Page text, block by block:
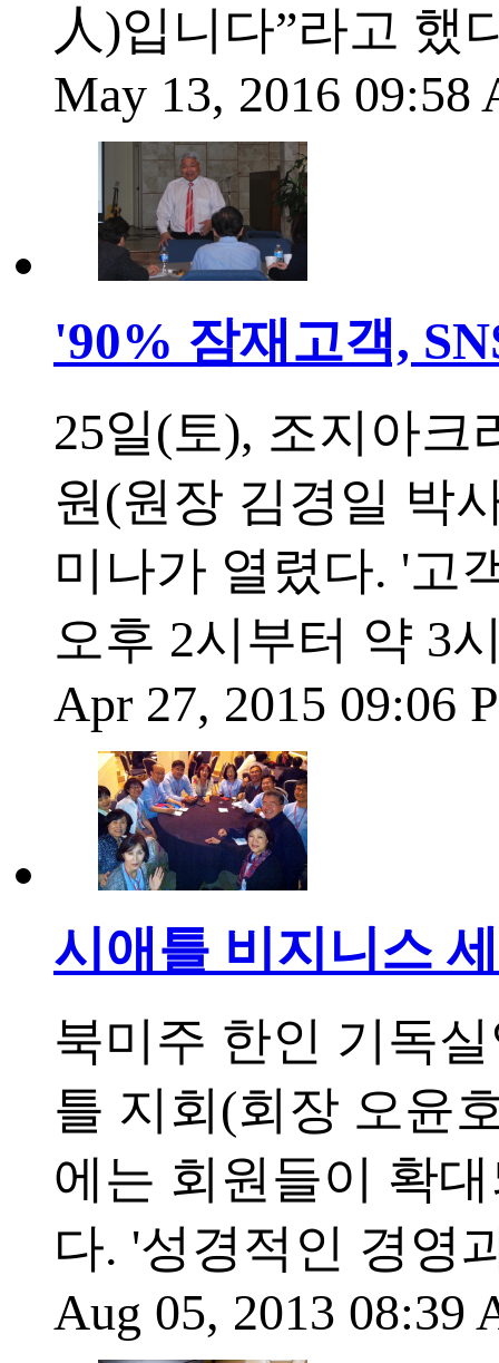
人)입니다”라고 했
May 13, 2016 09:58
'90% 잠재고객,
25일(토), 조지아
원(원장 김경일 박
미나가 열렸다. '고
오후 2시부터 약 3
Apr 27, 2015 09:06
시애틀 비지니스
북미주 한인 기독
틀 지회(회장 오윤
에는 회원들이 확
다. '성경적인 경영
Aug 05, 2013 08:39